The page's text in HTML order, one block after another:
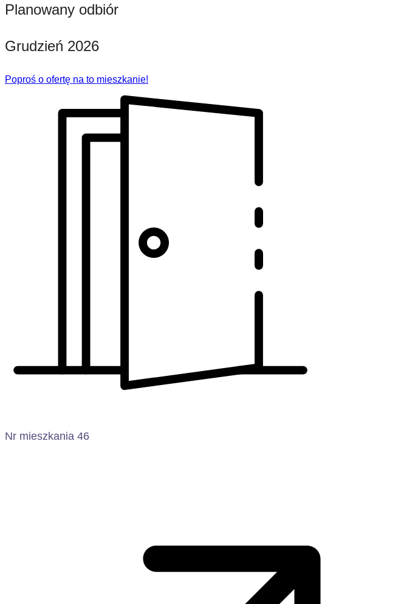
Planowany odbiór
Grudzień 2026
Poproś o ofertę na to mieszkanie!
Nr mieszkania 46